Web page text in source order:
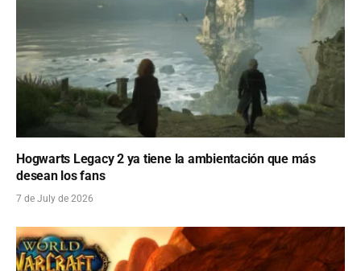
Hogwarts Legacy 2 ya tiene la ambientación que más
desean los fans
7 de July de 2026